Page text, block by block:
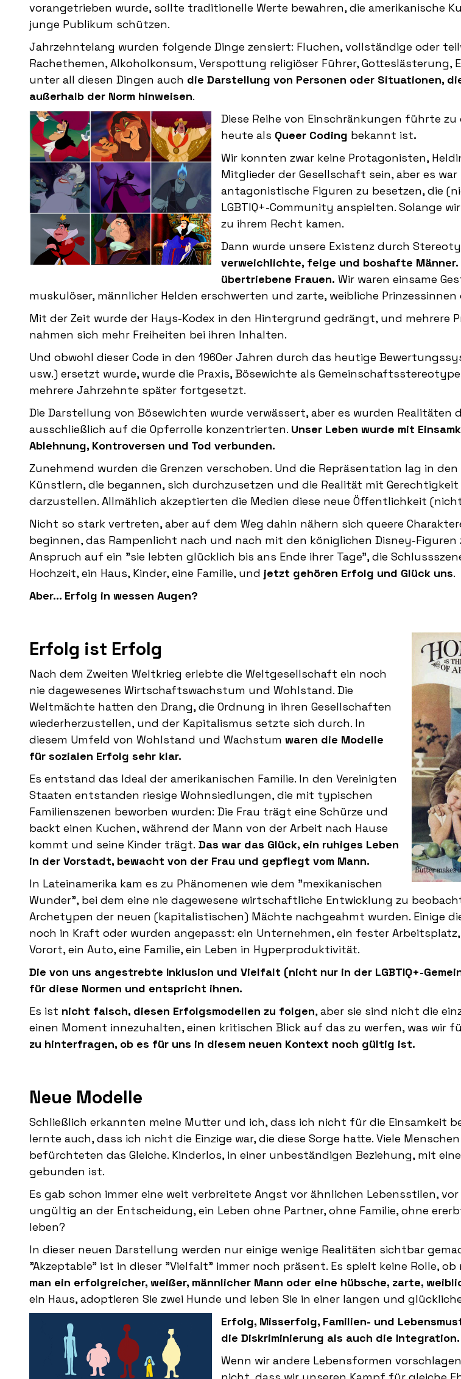
vorangetrieben wurde, sollte traditionelle Werte bewahren, die amerikanische
junge Publikum schützen.
Jahrzehntelang wurden folgende Dinge zensiert: Fluchen, vollständige oder
Rachethemen, Alkoholkonsum, Verspottung religiöser Führer, Gotteslästerung,
unter all diesen Dingen auch die Darstellung von Personen oder Situationen,
außerhalb der Norm hinweisen.
Diese Reihe von Einschränkungen führte zu
heute als Queer Coding bekannt ist.
Wir konnten zwar keine Protagonisten,
Mitglieder der Gesellschaft sein, aber es
antagonistische Figuren zu besetzen, die
LGBTIQ+-Community anspielten. Solange
zu ihrem Recht kamen.
Dann wurde unsere Existenz durch
verweichlichte, feige und boshafte Männer.
übertriebene Frauen. Wir waren einsame
muskulöser, männlicher Helden erschwerten und zarte, weibliche
Mit der Zeit wurde der Hays-Kodex in den Hintergrund gedrängt, und mehrere
nahmen sich mehr Freiheiten bei ihren Inhalten.
Und obwohl dieser Code in den 1960er Jahren durch das heutige
usw.) ersetzt wurde, wurde die Praxis, Bösewichte als
mehrere Jahrzehnte später fortgesetzt.
Die Darstellung von Bösewichten wurde verwässert, aber es wurden Realitäten
ausschließlich auf die Opferrolle konzentrierten. Unser Leben wurde mit
Ablehnung, Kontroversen und Tod verbunden.
Zunehmend wurden die Grenzen verschoben. Und die Repräsentation lag in
Künstlern, die begannen, sich durchzusetzen und die Realität mit
darzustellen. Allmählich akzeptierten die Medien diese neue Öffentlichkeit
Nicht so stark vertreten, aber auf dem Weg dahin nähern sich queere
beginnen, das Rampenlicht nach und nach mit den königlichen Disney-Figuren
Anspruch auf ein "sie lebten glücklich bis ans Ende ihrer Tage", die
Hochzeit, ein Haus, Kinder, eine Familie, und jetzt gehören Erfolg und Glück uns.
Aber... Erfolg in wessen Augen?
Erfolg ist Erfolg
Nach dem Zweiten Weltkrieg erlebte die Weltgesellschaft ein noch
nie dagewesenes Wirtschaftswachstum und Wohlstand. Die
Weltmächte hatten den Drang, die Ordnung in ihren Gesellschaften
wiederherzustellen, und der Kapitalismus setzte sich durch. In
diesem Umfeld von Wohlstand und Wachstum waren die Modelle
für sozialen Erfolg sehr klar.
Es entstand das Ideal der amerikanischen Familie. In den Vereinigten
Staaten entstanden riesige Wohnsiedlungen, die mit typischen
Familienszenen beworben wurden: Die Frau trägt eine Schürze und
backt einen Kuchen, während der Mann von der Arbeit nach Hause
kommt und seine Kinder trägt. Das war das Glück, ein ruhiges Leben
in der Vorstadt, bewacht von der Frau und gepflegt vom Mann.
In Lateinamerika kam es zu Phänomenen wie dem "mexikanischen
Wunder", bei dem eine nie dagewesene wirtschaftliche Entwicklung zu
Archetypen der neuen (kapitalistischen) Mächte nachgeahmt wurden. Einige
noch in Kraft oder wurden angepasst: ein Unternehmen, ein fester Arbeitsplatz,
Vorort, ein Auto, eine Familie, ein Leben in Hyperproduktivität.
Die von uns angestrebte Inklusion und Vielfalt (nicht nur in der LGBTIQ+-
für diese Normen und entspricht ihnen.
Es ist nicht falsch, diesen Erfolgsmodellen zu folgen, aber sie sind nicht die
einen Moment innezuhalten, einen kritischen Blick auf das zu werfen, was wir
zu hinterfragen, ob es für uns in diesem neuen Kontext noch gültig ist.
Neue Modelle
Schließlich erkannten meine Mutter und ich, dass ich nicht für die Einsamkeit
lernte auch, dass ich nicht die Einzige war, die diese Sorge hatte. Viele
befürchteten das Gleiche. Kinderlos, in einer unbeständigen Beziehung, mit
gebunden ist.
Es gab schon immer eine weit verbreitete Angst vor ähnlichen Lebensstilen, vor
ungültig an der Entscheidung, ein Leben ohne Partner, ohne Familie, ohne
leben?
In dieser neuen Darstellung werden nur einige wenige Realitäten sichtbar
"Akzeptable" ist in dieser "Vielfalt" immer noch präsent. Es spielt keine Rolle,
man ein erfolgreicher, weißer, männlicher Mann oder eine hübsche, zarte,
ein Haus, adoptieren Sie zwei Hunde und leben Sie in einer langen und
Erfolg, Misserfolg, Familien- und
die Diskriminierung als auch die Integration.
Wenn wir andere Lebensformen